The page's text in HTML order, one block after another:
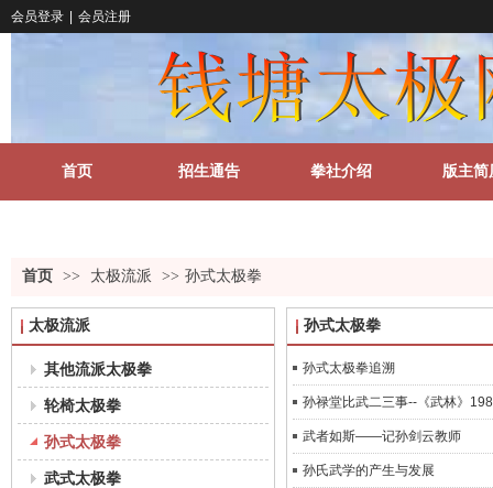
会员登录 会员注册
首页 招生通告 拳社介绍 版主简
首页 >> 太极流派 >> 孙式太极拳
太极流派
其他流派太极拳
轮椅太极拳
孙式太极拳
武式太极拳
孙式太极拳
孙式太极拳追溯
孙禄堂比武二三事--《武林》
武者如斯——记孙剑云教师
孙氏武学的产生与发展